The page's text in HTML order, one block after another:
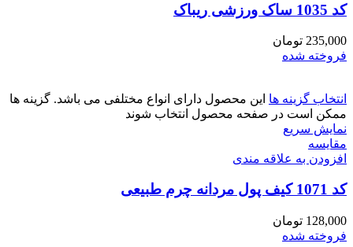
کد 1035 ساک ورزشی ریباک
235,000 تومان
فروخته شده
انتخاب گزینه ها این محصول دارای انواع مختلفی می باشد. گزینه ها
ممکن است در صفحه محصول انتخاب شوند
نمایش سریع
مقايسه
افزودن به علاقه مندی
کد 1071 کیف پول مردانه چرم طبیعی
128,000 تومان
فروخته شده